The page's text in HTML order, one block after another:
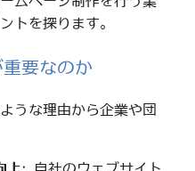
トを探ります。
要なのか
うな理由から企業や団